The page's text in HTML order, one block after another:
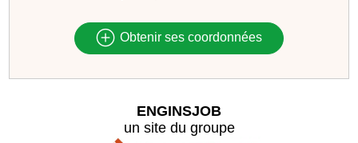
Obtenir ses coordonnées
ENGINSJOB
un site du groupe